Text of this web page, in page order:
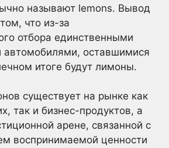
называют lemons. Вывод
что из-за
отбора единственными
оставшимися
итоге будут лимоны.
существует на рынке как
так и бизнес-продуктов, а
арене, связанной с
воспринимаемой ценности